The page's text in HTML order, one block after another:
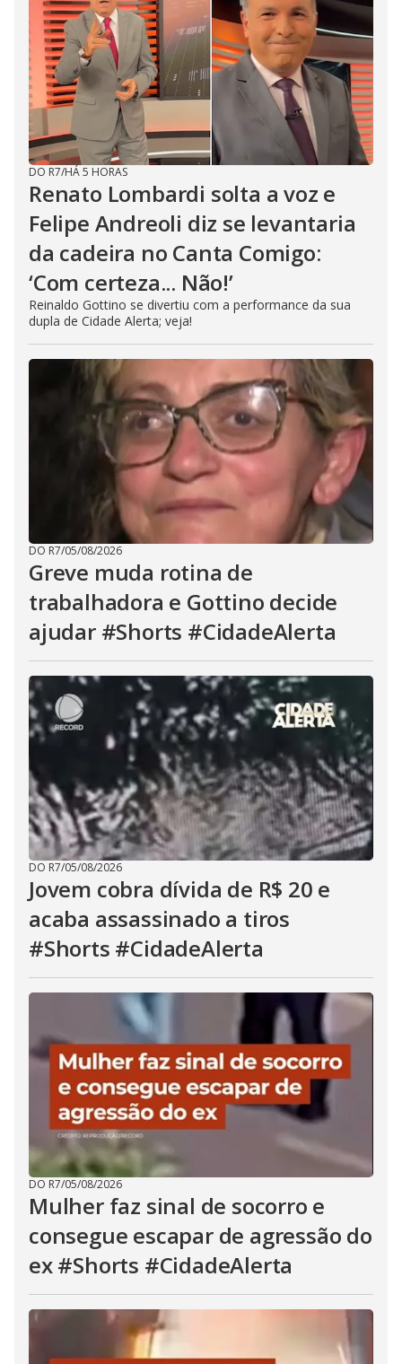
DO R7/HÁ 5 HORAS
Renato Lombardi solta a voz e
Felipe Andreoli diz se levantaria
da cadeira no Canta Comigo:
‘Com certeza... Não!’
Reinaldo Gottino se divertiu com a performance da sua
dupla de Cidade Alerta; veja!
DO R7/05/08/2026
Greve muda rotina de
trabalhadora e Gottino decide
ajudar #Shorts #CidadeAlerta
DO R7/05/08/2026
Jovem cobra dívida de R$ 20 e
acaba assassinado a tiros
#Shorts #CidadeAlerta
DO R7/05/08/2026
Mulher faz sinal de socorro e
consegue escapar de agressão do
ex #Shorts #CidadeAlerta